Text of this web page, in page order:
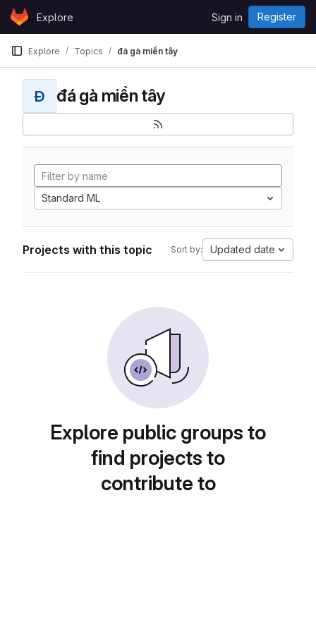
Skip to content
GitLabExplore Sign in Register
Explore Topics đá gà miền tây
Đ đá gà miền tây
Standard ML
Projects with this topic Sort by: Updated date
Explore public groups to
find projects to
contribute to